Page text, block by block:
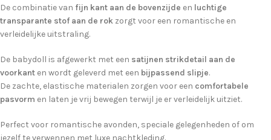
De combinatie van fijn kant aan de bovenzijde en luchtige
transparante stof aan de rok zorgt voor een romantische en
verleidelijke uitstraling.
De babydoll is afgewerkt met een satijnen strikdetail aan de
voorkant en wordt geleverd met een bijpassend slipje.
De zachte, elastische materialen zorgen voor een comfortabele
pasvorm en laten je vrij bewegen terwijl je er verleidelijk uitziet.
Perfect voor romantische avonden, speciale gelegenheden of om
jezelf te verwennen met luxe nachtkleding.